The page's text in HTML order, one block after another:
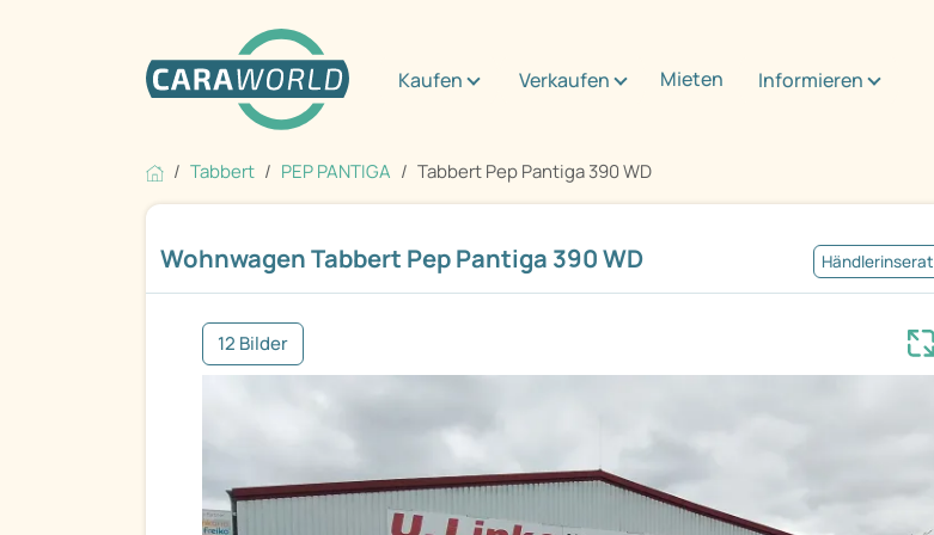
Kaufen Verkaufen Mieten Informieren
Tabbert PEP PANTIGA Tabbert Pep Pantiga 390 WD
Wohnwagen Tabbert Pep Pantiga 390 WD Händlerinserat
12 Bilder